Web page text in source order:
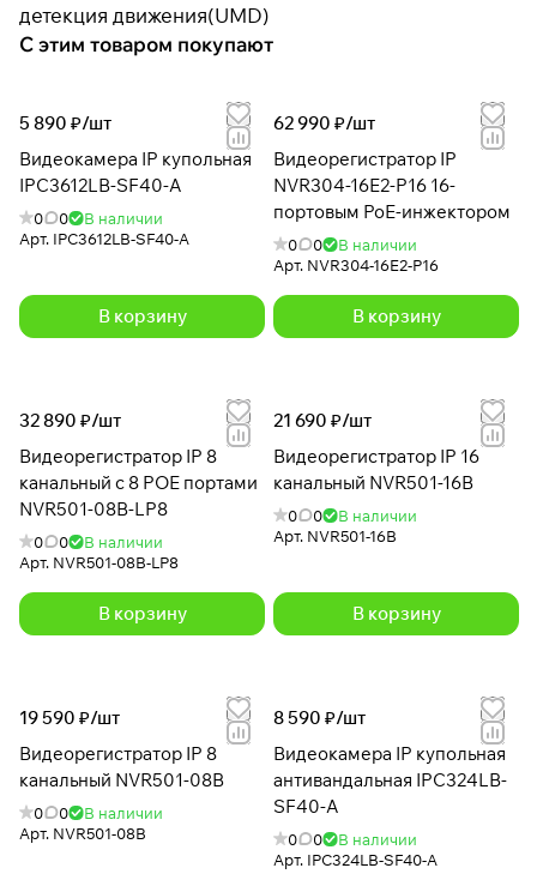
детекция движения(UMD)
С этим товаром покупают
5 890 ₽/шт
Видеокамера IP купольная
IPC3612LB-SF40-A
0 0
В наличии
Арт. IPC3612LB-SF40-A
В корзину
62 990 ₽/шт
Видеорегистратор IP
NVR304-16E2-P16 16-
портовым PoE-инжектором
0 0
В наличии
Арт. NVR304-16E2-P16
В корзину
32 890 ₽/шт
Видеорегистратор IP 8
канальный с 8 POE портами
NVR501-08B-LP8
0 0
В наличии
Арт. NVR501-08B-LP8
В корзину
21 690 ₽/шт
Видеорегистратор IP 16
канальный NVR501-16B
0 0
В наличии
Арт. NVR501-16B
В корзину
19 590 ₽/шт
Видеорегистратор IP 8
канальный NVR501-08B
0 0
В наличии
Арт. NVR501-08B
8 590 ₽/шт
Видеокамера IP купольная
антивандальная IPC324LB-
SF40-A
0 0
В наличии
Арт. IPC324LB-SF40-A